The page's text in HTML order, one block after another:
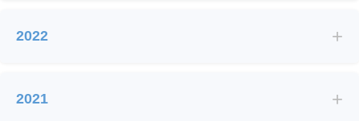
2022 +
2021 +